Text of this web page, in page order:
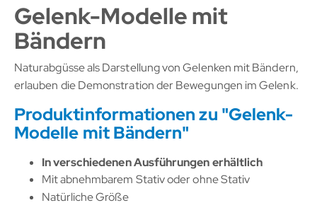
Gelenk-Modelle mit
Bändern
Naturabgüsse als Darstellung von Gelenken mit Bändern,
erlauben die Demonstration der Bewegungen im Gelenk.
Produktinformationen zu "Gelenk-
Modelle mit Bändern"
In verschiedenen Ausführungen erhältlich
Mit abnehmbarem Stativ oder ohne Stativ
Natürliche Größe